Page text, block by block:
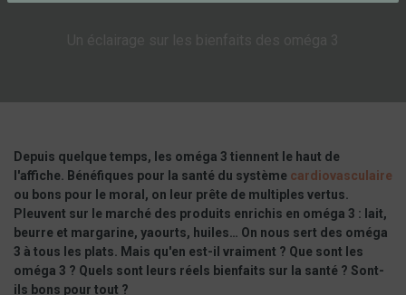
Depuis quelque temps, les oméga 3 tiennent le haut de
l'affiche. Bénéfiques pour la santé du système cardiovasculaire
ou bons pour le moral, on leur prête de multiples vertus.
Pleuvent sur le marché des produits enrichis en oméga 3 : lait,
beurre et margarine, yaourts, huiles… On nous sert des oméga
3 à tous les plats. Mais qu'en est-il vraiment ? Que sont les
oméga 3 ? Quels sont leurs réels bienfaits sur la santé ? Sont-
ils bons pour tout ?